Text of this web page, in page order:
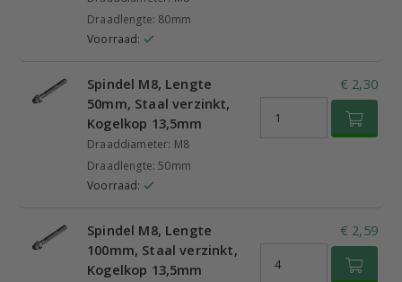
Draadlengte: 80mm
Voorraad:
Spindel M8, Lengte
50mm, Staal verzinkt,
Kogelkop 13,5mm
Draaddiameter: M8
Draadlengte: 50mm
Voorraad:
€ 2,30
Spindel M8, Lengte
100mm, Staal verzinkt,
Kogelkop 13,5mm
€ 2,59